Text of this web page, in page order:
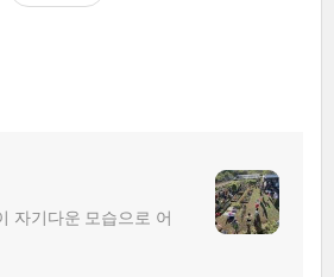
자기다운 모습으로 어